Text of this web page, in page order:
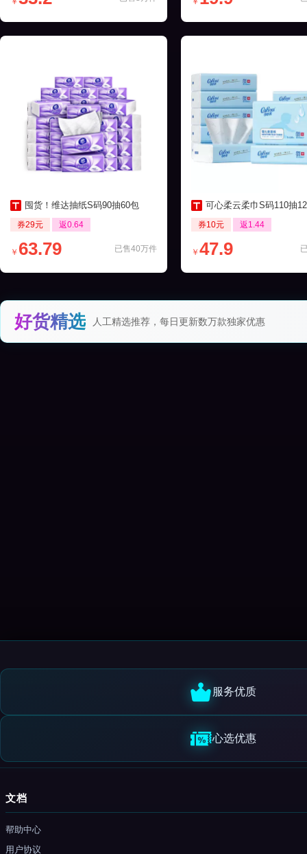
囤货！维达抽纸S码90抽60包
券29元 返0.64
已售40万件
￥ 63.79
可心柔云柔巾S码110抽12包保湿
券10元 返1.44
￥ 47.9
好货精选 人工精选推荐，每日更新数万款独家优惠
服务优质
心选优惠
文档
帮助中心
用户协议